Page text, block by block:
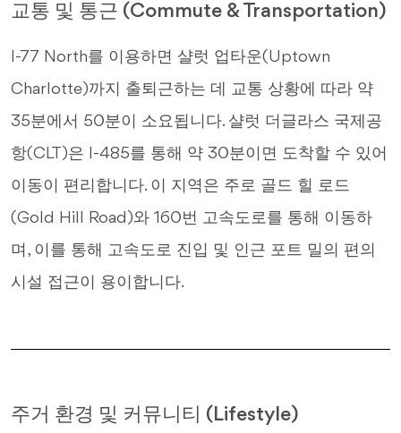
교통 및 통근 (Commute & Transportation)
I-77 North를 이용하면 샬럿 업타운(Uptown
Charlotte)까지 출퇴근하는 데 교통 상황에 따라 약
35분에서 50분이 소요됩니다. 샬럿 더글라스 국제공
항(CLT)은 I-485를 통해 약 30분이면 도착할 수 있어
이동이 편리합니다. 이 지역은 주로 골드 힐 로드
(Gold Hill Road)와 160번 고속도로를 통해 이동하
며, 이를 통해 고속도로 진입 및 인근 포트 밀의 편의
시설 접근이 용이합니다.
주거 환경 및 커뮤니티 (Lifestyle)